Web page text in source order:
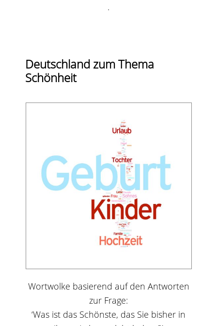
.
Deutschland zum Thema
Schönheit
Wortwolke basierend auf den Antworten
zur Frage:
‘Was ist das Schönste, das Sie bisher in